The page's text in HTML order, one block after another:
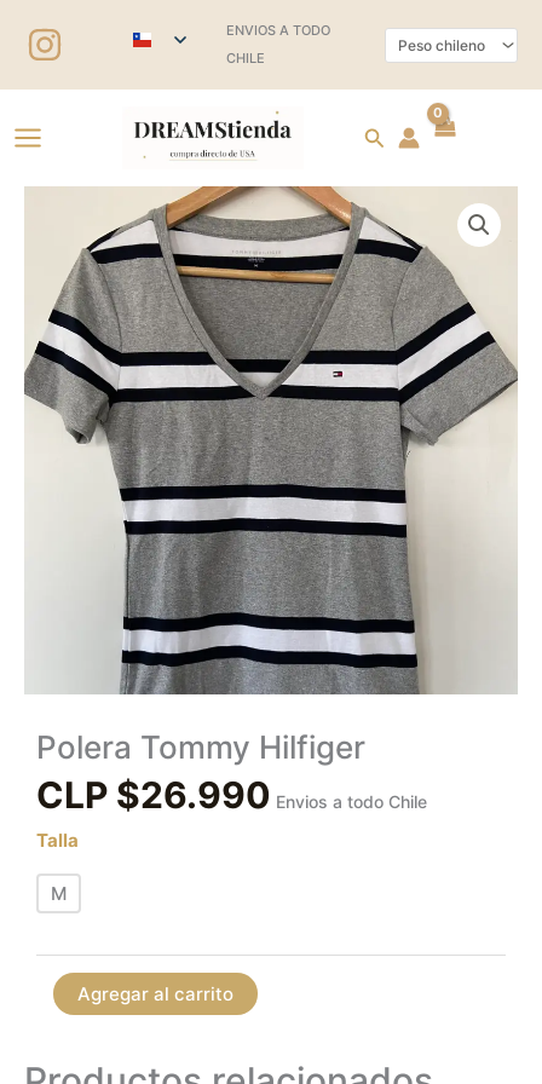
ENVIOS A TODO
CHILE
Buscar
Polera Tommy Hilfiger
CLP $26.990 Envios a todo Chile
Talla
M
Hilfiger
cantidad
Agregar al carrito